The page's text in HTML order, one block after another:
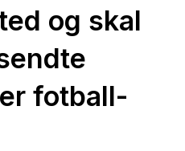
og skal
fotball-